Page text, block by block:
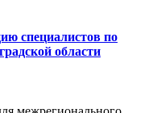
специалистов по
области